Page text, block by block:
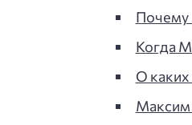
Почему
Когда
О
Максим